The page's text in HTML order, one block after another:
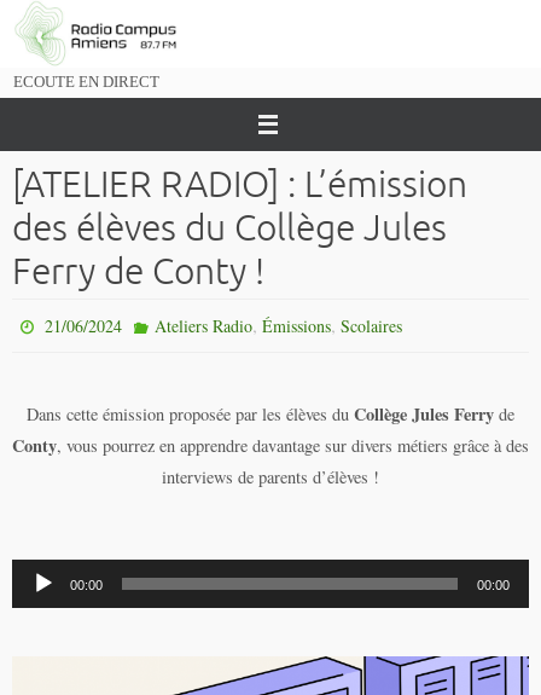
Passer
vers
ECOUTE EN DIRECT
[ATELIER RADIO] : L’émission
des élèves du Collège Jules
Ferry de Conty !
21/06/2024 Ateliers Radio, Émissions, Scolaires
Dans cette émission proposée par les élèves du Collège Jules Ferry de
Conty, vous pourrez en apprendre davantage sur divers métiers grâce à des
interviews de parents d’élèves !
Lecteur
audio
00:00 00:00